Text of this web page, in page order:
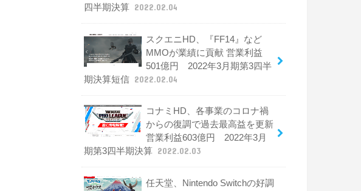
四半期決算 2022.02.04
スクエニHD、『FF14』など
MMOが業績に貢献 営業利益
501億円 2022年3月期第3四半
期決算短信 2022.02.04
コナミHD、各事業のコロナ禍
からの復調で過去最高益を更新
営業利益603億円 2022年3月
期第3四半期決算 2022.02.03
任天堂、Nintendo Switchの好調